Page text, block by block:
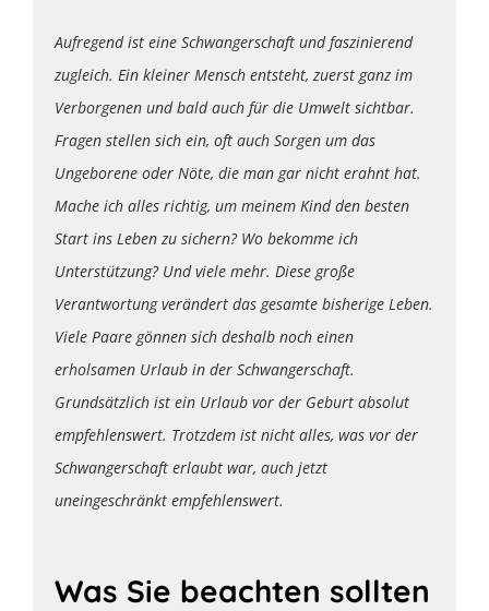
Aufregend ist eine Schwangerschaft und faszinierend
zugleich. Ein kleiner Mensch entsteht, zuerst ganz im
Verborgenen und bald auch für die Umwelt sichtbar.
Fragen stellen sich ein, oft auch Sorgen um das
Ungeborene oder Nöte, die man gar nicht erahnt hat.
Mache ich alles richtig, um meinem Kind den besten
Start ins Leben zu sichern? Wo bekomme ich
Unterstützung? Und viele mehr. Diese große
Verantwortung verändert das gesamte bisherige Leben.
Viele Paare gönnen sich deshalb noch einen
erholsamen Urlaub in der Schwangerschaft.
Grundsätzlich ist ein Urlaub vor der Geburt absolut
empfehlenswert. Trotzdem ist nicht alles, was vor der
Schwangerschaft erlaubt war, auch jetzt
uneingeschränkt empfehlenswert.
Was Sie beachten sollten